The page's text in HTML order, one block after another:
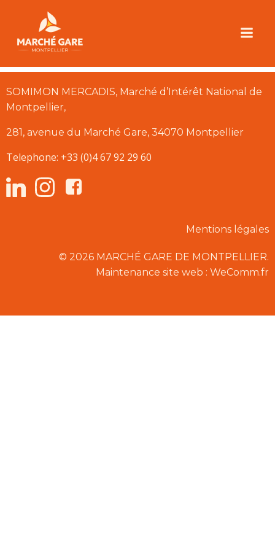
[rev_slider alias= »home »]
SOMIMON MERCADIS, Marché d’Intérêt National de
Montpellier,
281, avenue du Marché Gare, 34070 Montpellier
Telephone: +33 (0)4 67 92 29 60
Mentions légales
© 2026 MARCHÉ GARE DE MONTPELLIER.
Maintenance site web : WeComm.fr